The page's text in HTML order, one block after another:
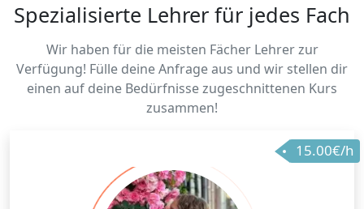
Spezialisierte Lehrer für jedes Fach
Wir haben für die meisten Fächer Lehrer zur
Verfügung! Fülle deine Anfrage aus und wir stellen dir
einen auf deine Bedürfnisse zugeschnittenen Kurs
zusammen!
15.00€/h